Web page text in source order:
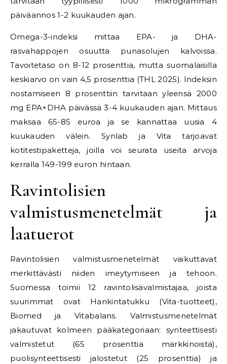
päiväannos 1-2 kuukauden ajan.
Omega-3-indeksi mittaa EPA- ja DHA-
rasvahappojen osuutta punasolujen kalvoissa.
Tavoitetaso on 8-12 prosenttia, mutta suomalaisilla
keskiarvo on vain 4,5 prosenttia (THL 2025). Indeksin
nostamiseen 8 prosenttiin tarvitaan yleensä 2000
mg EPA+DHA päivässä 3-4 kuukauden ajan. Mittaus
maksaa 65-85 euroa ja se kannattaa uusia 4
kuukauden välein. Synlab ja Vita tarjoavat
kotitestipaketteja, joilla voi seurata useita arvoja
kerralla 149-199 euron hintaan.
Ravintolisien
valmistusmenetelmät ja
laatuerot
Ravintolisien valmistusmenetelmät vaikuttavat
merkittävästi niiden imeytymiseen ja tehoon.
Suomessa toimii 12 ravintolisävalmistajaa, joista
suurimmat ovat Hankintatukku (Vita-tuotteet),
Biomed ja Vitabalans. Valmistusmenetelmät
jakautuvat kolmeen pääkategoriaan: synteettisesti
valmistetut (65 prosenttia markkinoista),
puolisynteettisesti jalostetut (25 prosenttia) ja